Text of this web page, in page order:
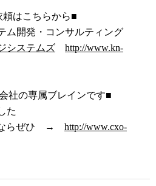
はこちらから■
ム開発・コンサルティング
システムズ
http://www.kn-
社の専属ブレインです■
た
ならぜひ → http://www.cxo-